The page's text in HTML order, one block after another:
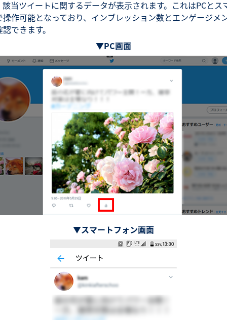
該当ツイートに関するデータが表示されます。これはPCとス
操作可能となっており、インブレッション数とエンゲージメ
できます。
▼PC画面
▼スマートフォン画面